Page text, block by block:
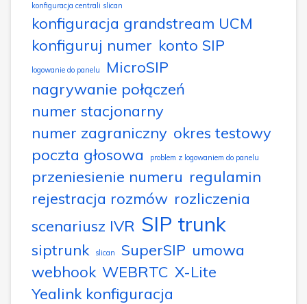
konfiguracja centrali slican
konfiguracja grandstream UCM
konfiguruj numer konto SIP
logowanie do panelu
MicroSIP
nagrywanie połączeń
numer stacjonarny
numer zagraniczny okres testowy
poczta głosowa
problem z logowaniem do panelu
przeniesienie numeru regulamin
rejestracja rozmów rozliczenia
scenariusz IVR SIP trunk
siptrunk slican SuperSIP umowa
webhook WEBRTC X-Lite
Yealink konfiguracja